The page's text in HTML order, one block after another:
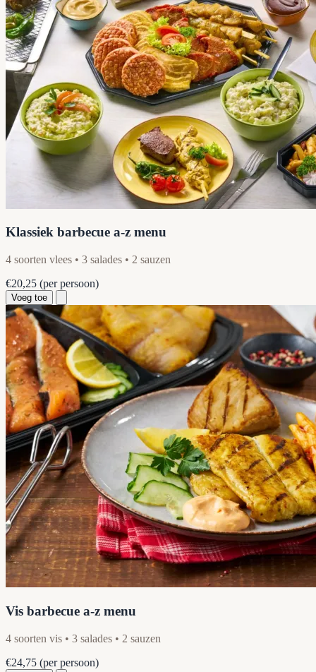
Klassiek barbecue a-z menu
4 soorten vlees • 3 salades • 2 sauzen
€20,25 (per persoon)
Voeg toe
Vis barbecue a-z menu
4 soorten vis • 3 salades • 2 sauzen
€24,75 (per persoon)